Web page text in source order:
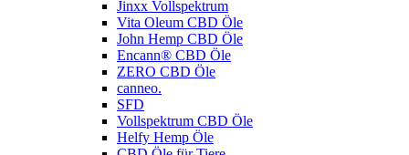
Jinxx Vollspektrum
Vita Oleum CBD Öle
John Hemp CBD Öle
Encann® CBD Öle
ZERO CBD Öle
canneo.
SFD
Vollspektrum CBD Öle
Helfy Hemp Öle